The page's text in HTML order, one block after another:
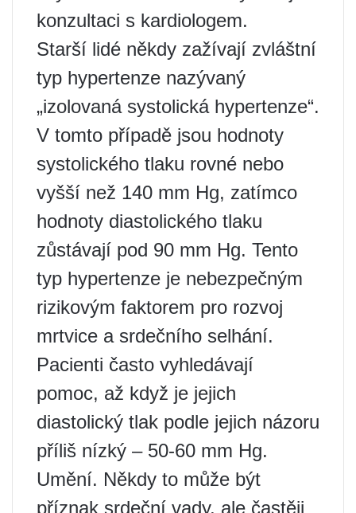
konzultaci s kardiologem.
Starší lidé někdy zažívají zvláštní
typ hypertenze nazývaný
„izolovaná systolická hypertenze“.
V tomto případě jsou hodnoty
systolického tlaku rovné nebo
vyšší než 140 mm Hg, zatímco
hodnoty diastolického tlaku
zůstávají pod 90 mm Hg. Tento
typ hypertenze je nebezpečným
rizikovým faktorem pro rozvoj
mrtvice a srdečního selhání.
Pacienti často vyhledávají
pomoc, až když je jejich
diastolický tlak podle jejich názoru
příliš nízký – 50-60 mm Hg.
Umění. Někdy to může být
příznak srdeční vady, ale častěji